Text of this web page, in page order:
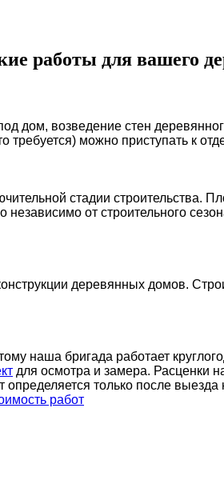
работы для вашего
дом, возведение стен
требуется) можно приступать к
стадии
независимо от строительного
деревянных домов.
наша бригада работает
для осмотра и замера. Расценки
только после
работ